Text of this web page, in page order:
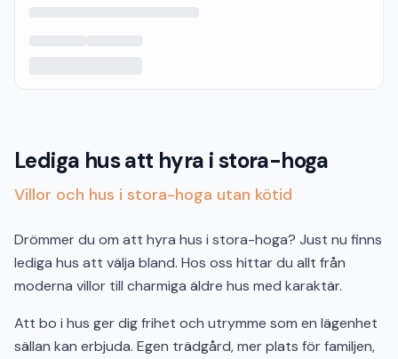
Lediga hus att hyra i stora-hoga
Villor och hus i stora-hoga utan kötid
Drömmer du om att hyra hus i stora-hoga? Just nu finns
lediga hus att välja bland. Hos oss hittar du allt från
moderna villor till charmiga äldre hus med karaktär.
Att bo i hus ger dig frihet och utrymme som en lägenhet
sällan kan erbjuda. Egen trädgård, mer plats för familjen,